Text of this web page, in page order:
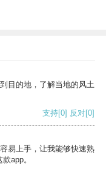
目的地，了解当地的风土
支持[0] 反对[0]
易上手，让我能够快速熟
app。